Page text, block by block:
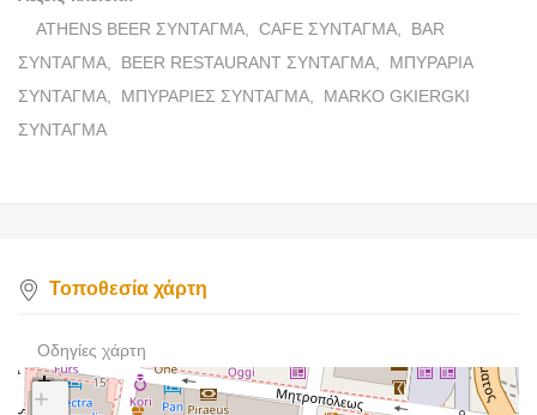
ATHENS BEER ΣΥΝΤΑΓΜΑ, CAFE ΣΥΝΤΑΓΜΑ,
BAR
ΣΥΝΤΑΓΜΑ,
BEER RESTAURANT ΣΥΝΤΑΓΜΑ,
ΜΠΥΡΑΡΙΑ
ΣΥΝΤΑΓΜΑ,
ΜΠΥΡΑΡΙΕΣ ΣΥΝΤΑΓΜΑ,
MARKO GKIERGKI
ΣΥΝΤΑΓΜΑ
Τοποθεσία χάρτη
Οδηγίες χάρτη
+